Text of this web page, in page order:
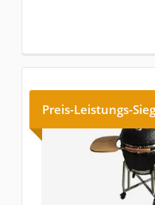
Preis-Leistungs-